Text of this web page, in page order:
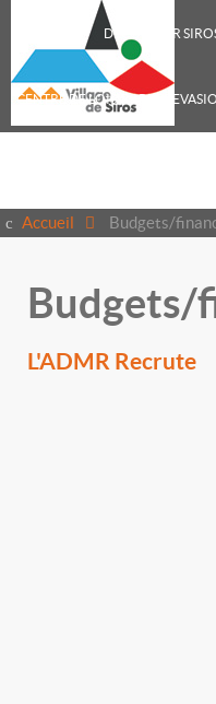
DÉCOUVRIR
CENTRE DE LOISIRS
Accueil Budgets/
Budgets/
L'ADMR Recrute